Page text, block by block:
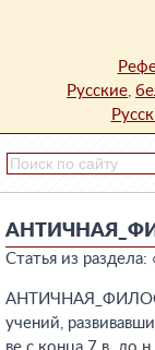
Русские,
Статья из раздела:
учений,